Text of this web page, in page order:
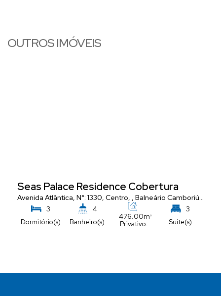
OUTROS IMÓVEIS
Seas Palace Residence Cobertura
Avenida Atlântica, N°: 1330, Centro , Balneário Camboriú,
3
Dormitório(s)
4
Banheiro(s) Privativo:
476.00m²
3
Suíte(s)